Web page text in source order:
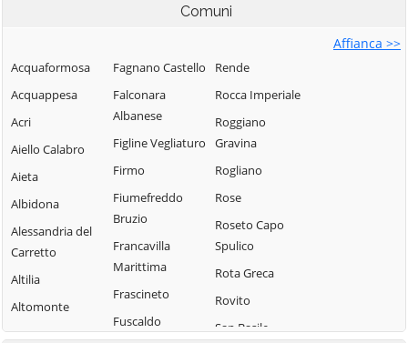
Comuni
Affianca >>
Acquaformosa
Acquappesa
Acri
Aiello Calabro
Aieta
Albidona
Alessandria del
Carretto
Altilia
Altomonte
Amantea
Fagnano Castello
Falconara
Albanese
Figline Vegliaturo
Firmo
Fiumefreddo
Bruzio
Francavilla
Marittima
Frascineto
Fuscaldo
Rende
Rocca Imperiale
Roggiano
Gravina
Rogliano
Rose
Roseto Capo
Spulico
Rota Greca
Rovito
San Basile